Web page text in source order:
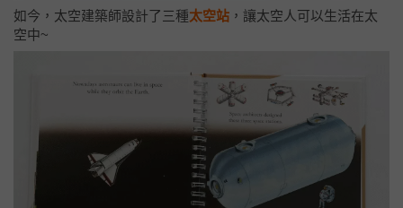
如今，太空建築師設計了三種太空站 ，讓太空人可以生活在太
空中~